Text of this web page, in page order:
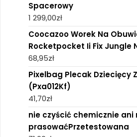
Spacerowy
1 299,00zł
Coocazoo Worek Na
Rocketpocket Ii Fix Jungle
68,95zł
Pixelbag Plecak Dziecięcy
(Pxa012Kf)
41,70zł
nie czyścić chemicznie ani
prasowaćPrzetestowana